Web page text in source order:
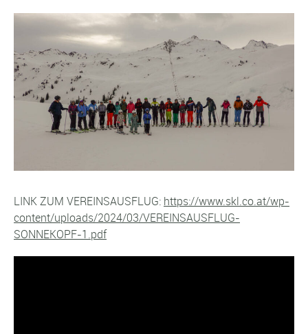
LINK ZUM VEREINSAUSFLUG: https://www.skl.co.at/wp-
content/uploads/2024/03/VEREINSAUSFLUG-
SONNEKOPF-1.pdf